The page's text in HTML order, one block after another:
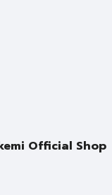
Official Shop